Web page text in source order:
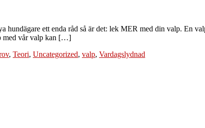
ett enda råd så är det: lek MER med din valp. En
med vår valp kan […]
, Teori, Uncategorized, valp, Vardagslydnad